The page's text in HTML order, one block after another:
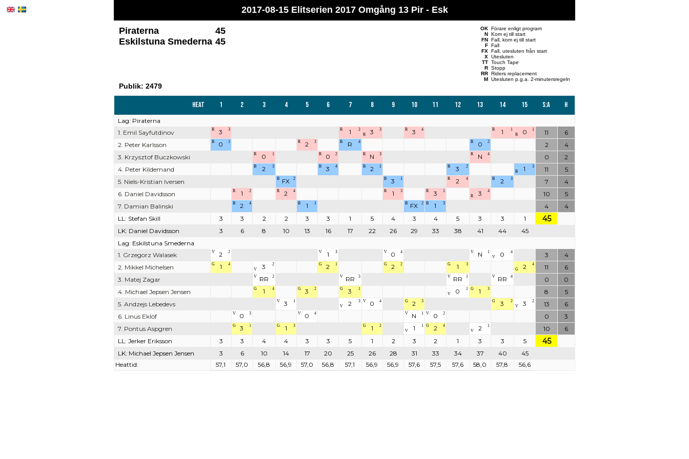
2017-08-15 Elitserien 2017 Omgång 13 Pir - Esk
OK Förare enligt program
N Kom ej till start
FN Fall, kom ej till start
F Fall
FX Fall, utesluten från start
X Utesluten
TT Touch Tape
R Stopp
RR Riders replacement
M Utesluten p.g.a. 2-minutersregeln
Piraterna
45
Eskilstuna Smederna 45
Publik: 2479
Heat 1 2 3 4 5 6 7 8 9 10 11 12 13 14 15 S:a H
Lag: Piraterna
1. Emil Sayfutdinov
R 3 3 R 1 2 3
3
R
R 3 4 R 1 1 0
1
R
11
6
2. Peter Karlsson
B 0 1 R 2 3 B R 4 B 0 2 2
4
3. Krzysztof Buczkowski
R 0 1 R 0 2 R N 3 R N 4 0
2
4. Peter Kildemand
B 2 3 B 3 4 B 2 1 B 3 2 1
3
B
11
5
5. Niels-Kristian Iversen
B FX 2 B 3 1 R 2 4 B 2 3 7
4
6. Daniel Davidsson
R 1 2 R 2 4 R 1 3 R 3 1 3
4
R
10
5
7. Damian Balinski
B 2 4 B 1 1 B FX 2 B 1 3 4
4
LL: Stefan Skill
3 3 2 2 3 3 1 5 4 3 4 5 3 3 1 45
LK: Daniel Davidsson 3 6 8 10 13 16 17 22 26 29 33 38 41 44
45
Lag: Eskilstuna Smederna
1. Grzegorz Walasek
V 2 2 V 1 3 V 0 4 V N 1 0
4
V
3
4
2. Mikkel Michelsen
G 1 4 3
2
V
G 2 1 G 2 2 G 1 3 2
4
G
11
6
3. Matej Zagar
V RR 2 V RR 3 V RR 1 V RR 4 0
0
4. Michael Jepsen Jensen
G 1 4 G 3 2 G 3 1 0
1
V
G 1 3 8
5
5. Andzejs Lebedevs
V 3 1 2
3
V
V 0 4 G 2 3 G 3 2 3
2
V
13
6
6. Linus Eklöf
V 0 3 V 0 4 V N 1 V 0 2 0
3
7. Pontus Aspgren
G 3 1 G 1 3 G 1 2 1
1
V
G 2 4 2
1
V
10
6
LL: Jerker Eriksson
3 3 4 4 3 3 5 1 2 3 2 1 3 3 5 45
LK: Michael Jepsen Jensen 3 6 10 14 17 20 25 26 28 31 33 34 37 40
45
Heattid:
57,1 57,0 56,8 56,9 57,0 56,8 57,1 56,9 56,9 57,6 57,5 57,6 58,0 57,8 56,6